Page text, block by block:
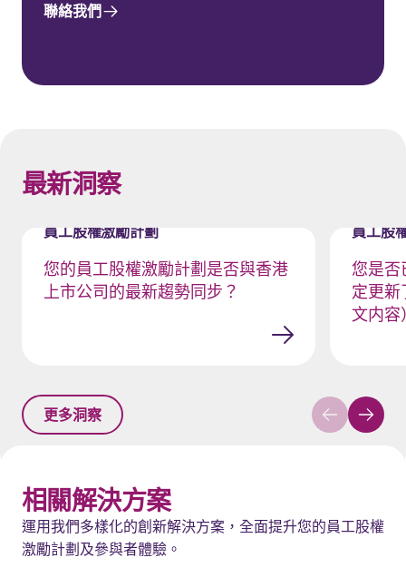
聯絡我們
最新洞察
員工股權激勵計劃
您的員工股權激勵計劃是否與香港
上市公司的最新趨勢同步？
員工股
您是否
定更新
文内容
更多洞察
相關解決方案
運用我們多樣化的創新解決方案，全面提升您的員工股權
激勵計劃及參與者體驗。